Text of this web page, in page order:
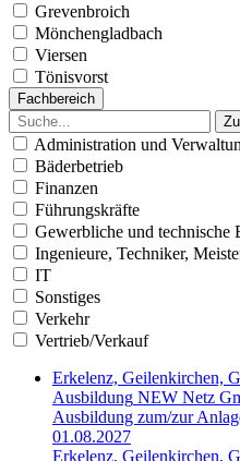
Grevenbroich
Mönchengladbach
Viersen
Tönisvorst
Fachbereich
Administration und
Bäderbetrieb
Finanzen
Führungskräfte
Gewerbliche und technische
Ingenieure, Techniker,
IT
Sonstiges
Verkehr
Vertrieb/Verkauf
Erkelenz, Geilenkirchen,
Ausbildung NEW Netz
Ausbildung zum/zur
01.08.2027
Erkelenz, Geilenkirchen,